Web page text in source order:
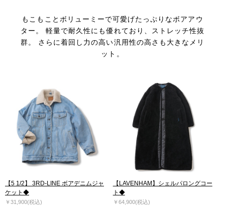
もこもことボリューミーで可愛げたっぷりなボアアウ
ター。
軽量で耐久性にも優れており、ストレッチ性抜
群。
さらに着回し力の高い汎用性の高さも大きなメリ
ット。
【5 1/2】 3RD-LINE ボアデニムジャ
ケット◆
￥31,900(税込)
【LAVENHAM】シェルパロングコー
ト◆
￥64,900(税込)